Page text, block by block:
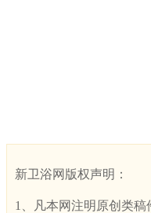
新卫浴网版权声明：
1、凡本网注明原创类